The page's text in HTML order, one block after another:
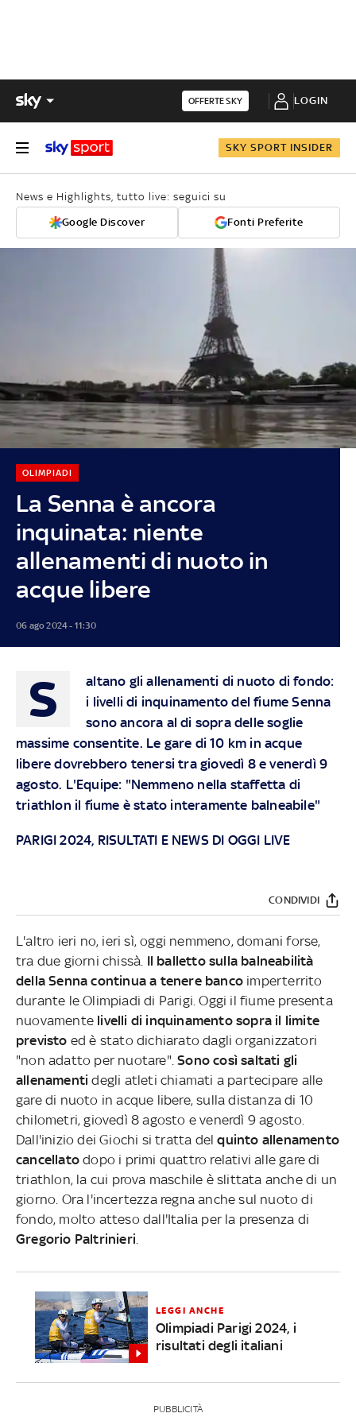
OFFERTE SKY LOGIN
SKY SPORT INSIDER
News e Highlights, tutto live: seguici su
Google Discover Fonti Preferite
La Senna è ancora
inquinata: niente
allenamenti di nuoto in
acque libere
OLIMPIADI
06 ago 2024 - 11:30
S
altano gli allenamenti di nuoto di fondo:
i livelli di inquinamento del fiume Senna
sono ancora al di sopra delle soglie
massime consentite. Le gare di 10 km in acque
libere dovrebbero tenersi tra giovedì 8 e venerdì 9
agosto. L'Equipe: "Nemmeno nella staffetta di
triathlon il fiume è stato interamente balneabile"
PARIGI 2024, RISULTATI E NEWS DI OGGI LIVE
CONDIVIDI
L'altro ieri no, ieri sì, oggi nemmeno, domani forse,
tra due giorni chissà. Il balletto sulla balneabilità
della Senna continua a tenere banco imperterrito
durante le Olimpiadi di Parigi. Oggi il fiume presenta
nuovamente livelli di inquinamento sopra il limite
previsto ed è stato dichiarato dagli organizzatori
"non adatto per nuotare". Sono così saltati gli
allenamenti degli atleti chiamati a partecipare alle
gare di nuoto in acque libere, sulla distanza di 10
chilometri, giovedì 8 agosto e venerdì 9 agosto.
Dall'inizio dei Giochi si tratta delquinto allenamento
cancellatodopo i primi quattro relativi alle gare di
triathlon, la cui prova maschile è slittata anche di un
giorno. Ora l'incertezza regna anche sul nuoto di
fondo, molto atteso dall'Italia per la presenza di
Gregorio Paltrinieri
LEGGI ANCHE
Olimpiadi Parigi 2024, i
risultati degli italiani
PUBBLICITÀ